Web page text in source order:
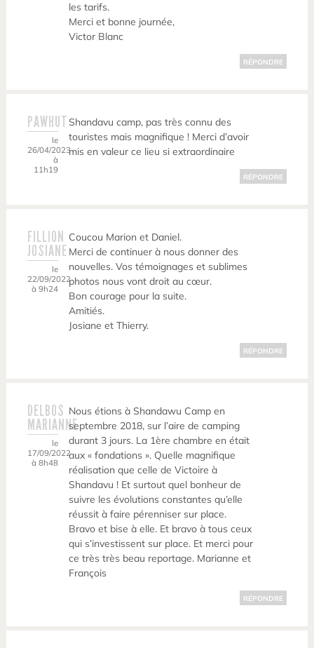
les tarifs.
Merci et bonne journée,
Victor Blanc
RÉPONDRE
PAWHUT
le
26/04/2023
à
11h19
Shandavu camp, pas très connu des
touristes mais magnifique ! Merci d’avoir
mis en valeur ce lieu si extraordinaire
RÉPONDRE
FILLION
JOSIANE
le
22/09/2022
à 9h24
Coucou Marion et Daniel.
Merci de continuer à nous donner des
nouvelles. Vos témoignages et sublimes
photos nous vont droit au cœur.
Bon courage pour la suite.
Amitiés.
Josiane et Thierry.
RÉPONDRE
DELBOS
MARIANNE
le
17/09/2022
à 8h48
Nous étions à Shandawu Camp en
septembre 2018, sur l’aire de camping
durant 3 jours. La 1ère chambre en était
aux « fondations ». Quelle magnifique
réalisation que celle de Victoire à
Shandavu ! Et surtout quel bonheur de
suivre les évolutions constantes qu’elle
réussit à faire pérenniser sur place.
Bravo et bise à elle. Et bravo à tous ceux
qui s’investissent sur place. Et merci pour
ce très très beau reportage. Marianne et
François
RÉPONDRE